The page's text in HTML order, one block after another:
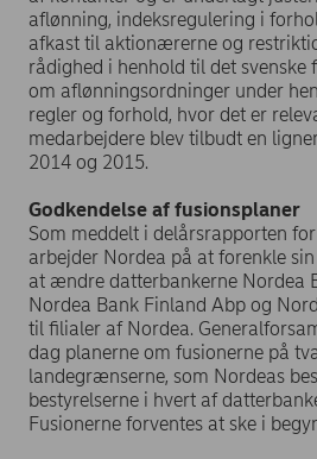
aflønning, indeksregulering i
afkast til aktionærerne og
rådighed i henhold til det
om aflønningsordninger under
regler og forhold, hvor det er
medarbejdere blev tilbudt en
2014 og 2015.
Godkendelse af fusionsplaner
Som meddelt i delårsrapporten
arbejder Nordea på at forenkle
at ændre datterbankerne Nordea
Nordea Bank Finland Abp og
til filialer af Nordea.
dag planerne om fusionerne på
landegrænserne, som Nordeas
bestyrelserne i hvert af
Fusionerne forventes at ske i